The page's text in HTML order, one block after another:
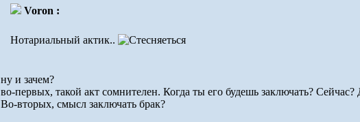
Voron :
Нотариальный актик..
ну и зачем?
во-первых, такой акт сомнителен. Когда ты его будешь заключать?
Во-вторых, смысл заключать брак?